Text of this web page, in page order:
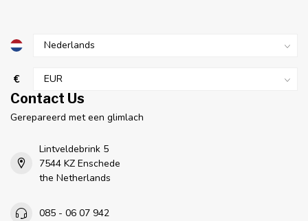
€
Contact Us
Gerepareerd met een glimlach
Lintveldebrink 5
7544 KZ Enschede
the Netherlands
085 - 06 07 942